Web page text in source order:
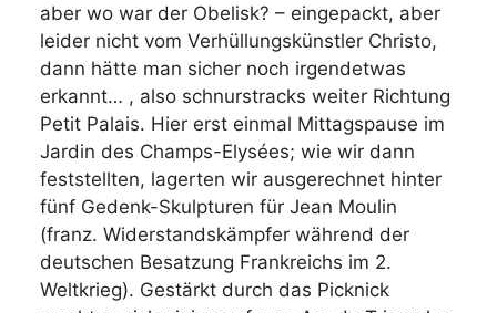
aber wo war der Obelisk? – eingepackt, aber
leider nicht vom Verhüllungskünstler Christo,
dann hätte man sicher noch irgendetwas
erkannt… , also schnurstracks weiter Richtung
Petit Palais. Hier erst einmal Mittagspause im
Jardin des Champs-Elysées; wie wir dann
feststellten, lagerten wir ausgerechnet hinter
fünf Gedenk-Skulpturen für Jean Moulin
(franz. Widerstandskämpfer während der
deutschen Besatzung Frankreichs im 2.
Weltkrieg). Gestärkt durch das Picknick